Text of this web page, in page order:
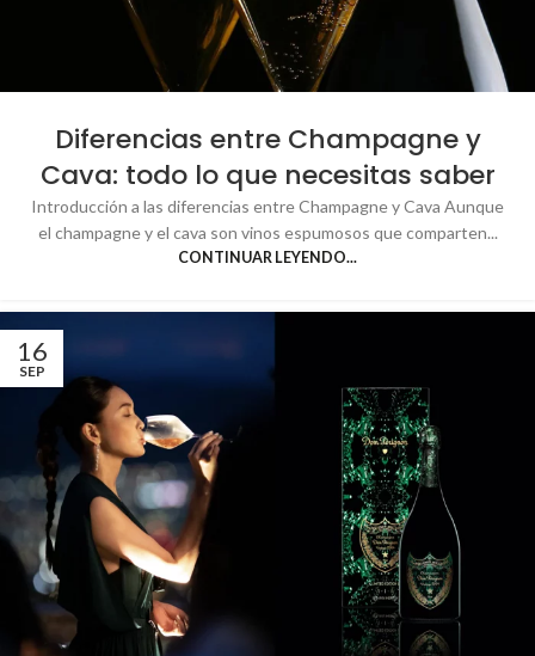
Diferencias entre Champagne y
Cava: todo lo que necesitas saber
Introducción a las diferencias entre Champagne y Cava Aunque
el champagne y el cava son vinos espumosos que comparten...
CONTINUAR LEYENDO...
16
SEP